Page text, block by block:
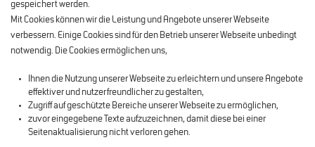
gespeichert werden.
Mit Cookies können wir die Leistung und Angebote unserer Webseite
verbessern. Einige Cookies sind für den Betrieb unserer Webseite unbedingt
notwendig. Die Cookies ermöglichen uns,
Ihnen die Nutzung unserer Webseite zu erleichtern und unsere Angebote
effektiver und nutzerfreundlicher zu gestalten,
Zugriff auf geschützte Bereiche unserer Webseite zu ermöglichen,
zuvor eingegebene Texte aufzuzeichnen, damit diese bei einer
Seitenaktualisierung nicht verloren gehen.